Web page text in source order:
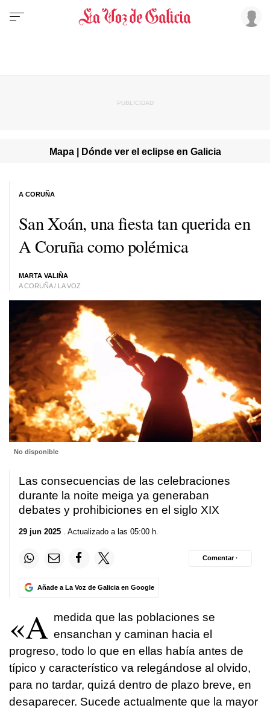
Mapa | Dónde ver el eclipse en Galicia
San Xoán, una fiesta tan querida en
A Coruña como polémica
MARTA VALIÑA
A CORUÑA / LA VOZ
A CORUÑA
No disponible
Las consecuencias de las celebraciones
durante la noite meiga ya generaban
debates y prohibiciones en el siglo XIX
29 jun 2025 . Actualizado a las 05:00 h.
Añade a La Voz de Galicia en Google
Comentar ·
«A medida que las poblaciones se
ensanchan y caminan hacia el
progreso, todo lo que en ellas había antes de
típico y característico va relegándose al olvido,
para no tardar, quizá dentro de plazo breve, en
desaparecer. Sucede actualmente que la mayor